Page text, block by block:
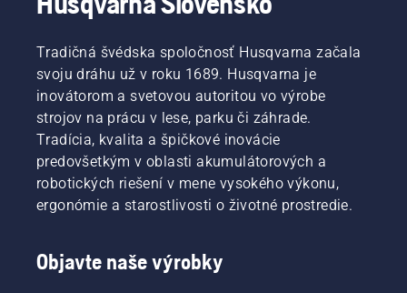
Tradičná švédska spoločnosť Husqvarna začala
svoju dráhu už v roku 1689. Husqvarna je
inovátorom a svetovou autoritou vo výrobe
strojov na prácu v lese, parku či záhrade.
Tradícia, kvalita a špičkové inovácie
predovšetkým v oblasti akumulátorových a
robotických riešení v mene vysokého výkonu,
ergonómie a starostlivosti o životné prostredie.
Objavte naše výrobky